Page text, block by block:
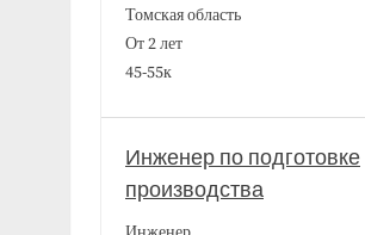
Томская область
От 2 лет
45-55к
Инженер по подготовке
производства